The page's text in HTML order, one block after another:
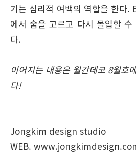
기는 심리적 여백의 역할을 한다.
에서 숨을 고르고 다시 몰입할
다.
이어지는 내용은 월간데코 8월호
다!
Jongkim design studio
WEB.